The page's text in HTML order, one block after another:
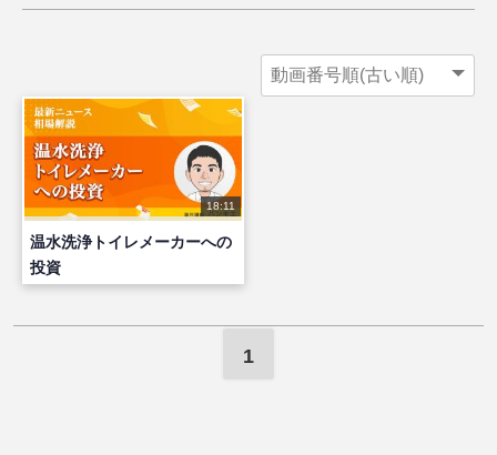
18:11
温水洗浄トイレメーカーへの
投資
1